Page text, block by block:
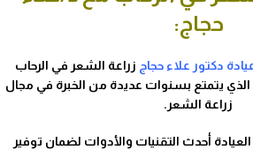
حجاج:
دكتور علاء حجاج زراعة الشعر في الرحاب
الذي يتمتع بسنوات عديدة من الخبرة في مجال
زراعة الشعر.
أحدث التقنيات والأدوات لضمان توفير